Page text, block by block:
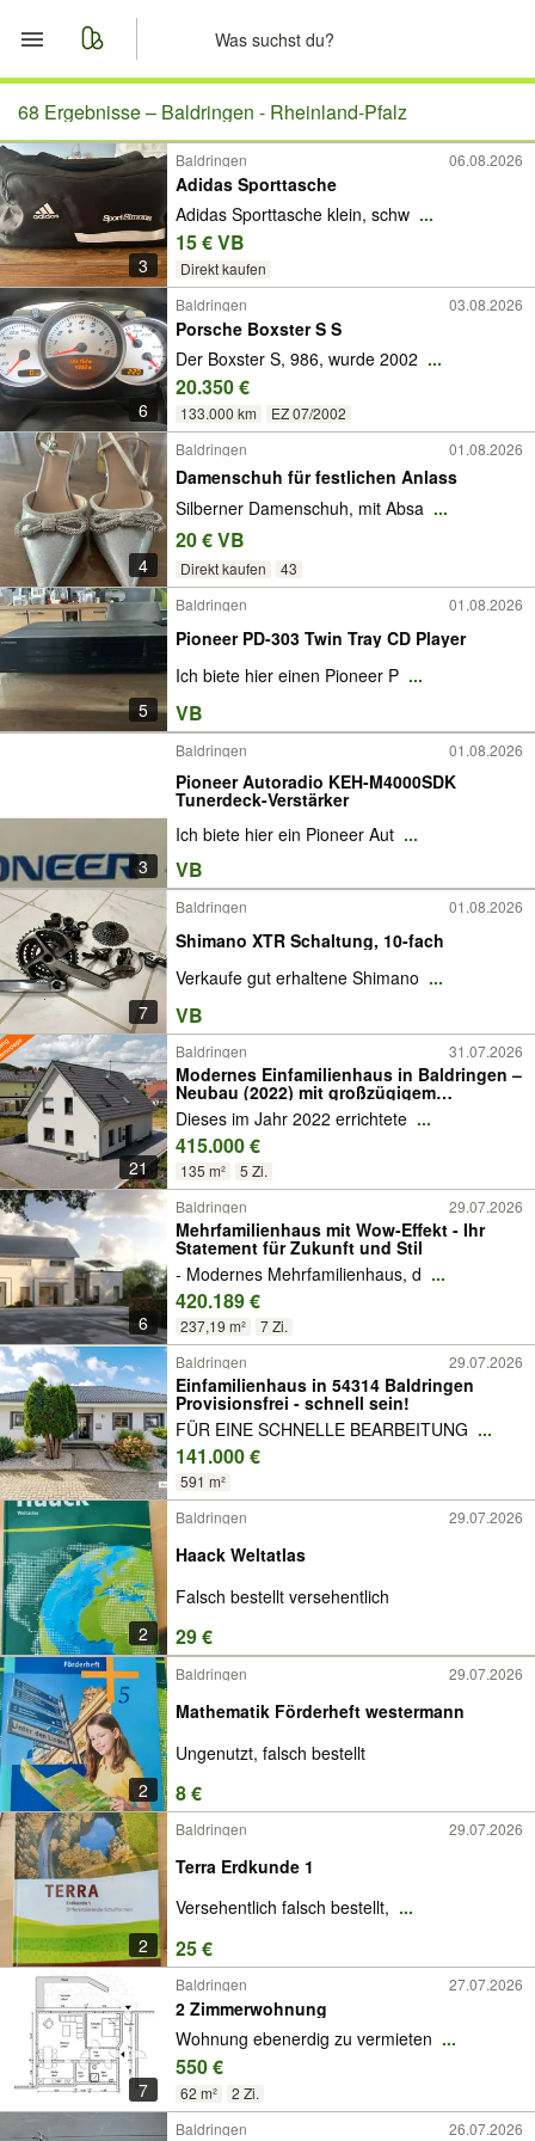
Start
Merkliste
Nachrichten
Anzeige aufgeben
68 Ergebnisse – Baldringen - Rheinland-Pfalz
3
Baldringen 06.08.2026
Adidas Sporttasche
Adidas Sporttasche klein, schw ...
15 € VB
Direkt kaufen
6
Baldringen 03.08.2026
Porsche Boxster S S
Der Boxster S, 986, wurde 2002 ...
20.350 €
133.000 km EZ 07/2002
4
Baldringen 01.08.2026
Damenschuh für festlichen Anlass
Silberner Damenschuh, mit Absa ...
20 € VB
Direkt kaufen 43
5
Baldringen 01.08.2026
Pioneer PD-303 Twin Tray CD Player
Ich biete hier einen Pioneer P ...
VB
3
Baldringen 01.08.2026
Pioneer Autoradio KEH-M4000SDK
Tunerdeck-Verstärker
Ich biete hier ein Pioneer Aut ...
VB
7
Baldringen 01.08.2026
Shimano XTR Schaltung, 10-fach
Verkaufe gut erhaltene Shimano ...
VB
21
Baldringen 31.07.2026
Modernes Einfamilienhaus in Baldringen –
Neubau (2022) mit großzügigem
Grundstück
Dieses im Jahr 2022 errichtete ...
415.000 €
135 m² 5 Zi.
6
Baldringen 29.07.2026
Mehrfamilienhaus mit Wow-Effekt - Ihr
Statement für Zukunft und Stil
- Modernes Mehrfamilienhaus, d ...
420.189 €
237,19 m²
7 Zi.
Baldringen
29.07.2026
Einfamilienhaus in 54314 Baldringen
Provisionsfrei - schnell sein!
FÜR EINE SCHNELLE BEARBEITUNG ...
141.000 €
591 m²
2
Baldringen 29.07.2026
Haack Weltatlas
Falsch bestellt versehentlich
29 €
2
Baldringen 29.07.2026
Mathematik Förderheft westermann
Ungenutzt, falsch bestellt
8 €
2
Baldringen 29.07.2026
Terra Erdkunde 1
Versehentlich falsch bestellt, ...
25 €
7
Baldringen 27.07.2026
2 Zimmerwohnung
Wohnung ebenerdig zu vermieten ...
550 €
62 m²
2 Zi.
Baldringen
26.07.2026